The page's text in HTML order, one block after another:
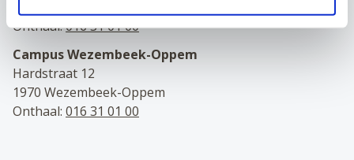
Onthaal:016 31 01 00
Campus Wezembeek-Oppem
Hardstraat 12
1970 Wezembeek-Oppem
Onthaal: 016 31 01 00